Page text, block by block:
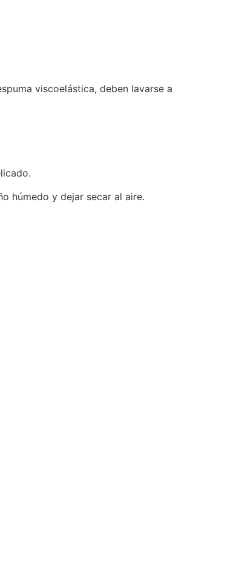
viscoelástica, deben lavarse a
húmedo y dejar secar al aire.